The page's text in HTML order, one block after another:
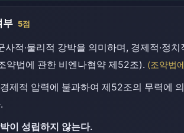
부 5점
적·물리적 강박을 의미하며, 경제적·정
약법에 관한 비엔나협약 제52조). (조약법
제적 압력에 불과하여 제52조의 무력에
이 성립하지 않는다.